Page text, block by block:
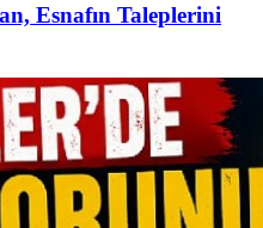
Esnafın Taleplerini